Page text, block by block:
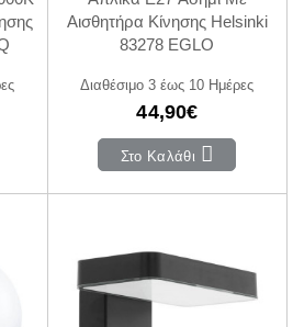
Αισθητήρα Κίνησης Helsinki
83278 EGLO
Διαθέσιμο 3 έως 10 Ημέρες
44,90€
Στο Καλάθι